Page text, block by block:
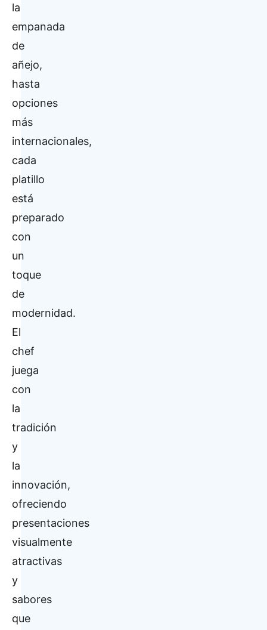
la
empanada
de
añejo,
hasta
opciones
más
internacionales,
cada
platillo
está
preparado
con
un
toque
de
modernidad.
El
chef
juega
con
la
tradición
y
la
innovación,
ofreciendo
presentaciones
visualmente
atractivas
y
sabores
que